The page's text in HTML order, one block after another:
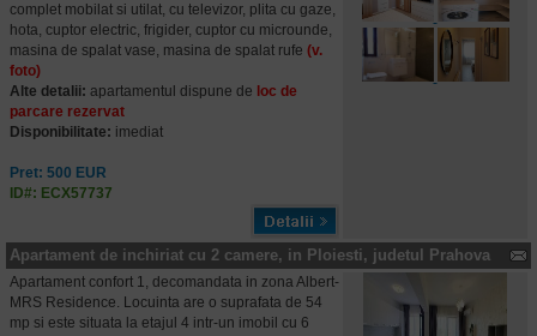
complet mobilat si utilat, cu televizor, plita cu gaze,
hota, cuptor electric, frigider, cuptor cu microunde,
masina de spalat vase, masina de spalat rufe (v.
foto)
Alte detalii: apartamentul dispune de loc de
parcare rezervat
Disponibilitate: imediat
Pret: 500 EUR
ID#: ECX57737
Apartament de inchiriat cu 2 camere, in Ploiesti, judetul Prahova
Apartament confort 1, decomandata in zona Albert-
MRS Residence. Locuinta are o suprafata de 54
mp si este situata la etajul 4 intr-un imobil cu 6